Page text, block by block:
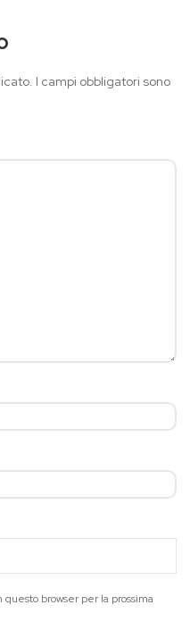
I campi obbligatori sono
browser per la prossima